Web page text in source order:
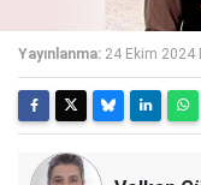
Yayınlanma: 24 Ekim 2024